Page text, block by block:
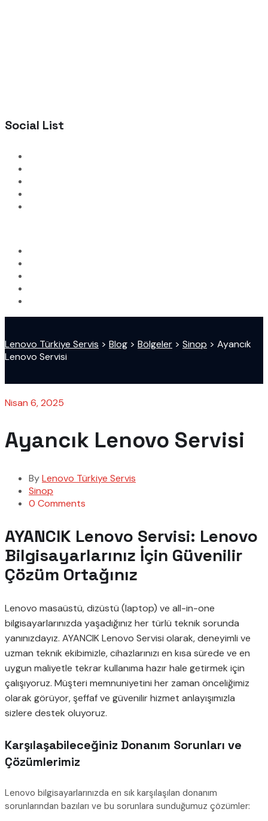
Social List
Lenovo Türkiye Servis > Blog > Bölgeler > Sinop > Ayancık
Lenovo Servisi
Nisan 6, 2025
Ayancık Lenovo Servisi
ByLenovo Türkiye Servis
Sinop
0 Comments
AYANCIK Lenovo Servisi: Lenovo
Bilgisayarlarınız İçin Güvenilir
Çözüm Ortağınız
Lenovo masaüstü, dizüstü (laptop) ve all-in-one
bilgisayarlarınızda yaşadığınız her türlü teknik sorunda
yanınızdayız. AYANCIK Lenovo Servisi olarak, deneyimli ve
uzman teknik ekibimizle, cihazlarınızı en kısa sürede ve en
uygun maliyetle tekrar kullanıma hazır hale getirmek için
çalışıyoruz. Müşteri memnuniyetini her zaman önceliğimiz
olarak görüyor, şeffaf ve güvenilir hizmet anlayışımızla
sizlere destek oluyoruz.
Karşılaşabileceğiniz Donanım Sorunları ve
Çözümlerimiz
Lenovo bilgisayarlarınızda en sık karşılaşılan donanım
sorunlarından bazıları ve bu sorunlara sunduğumuz çözümler: